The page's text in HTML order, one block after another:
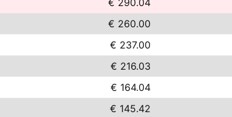
€ 290.04
€ 260.00
€ 237.00
€ 216.03
€ 164.04
€ 145.42